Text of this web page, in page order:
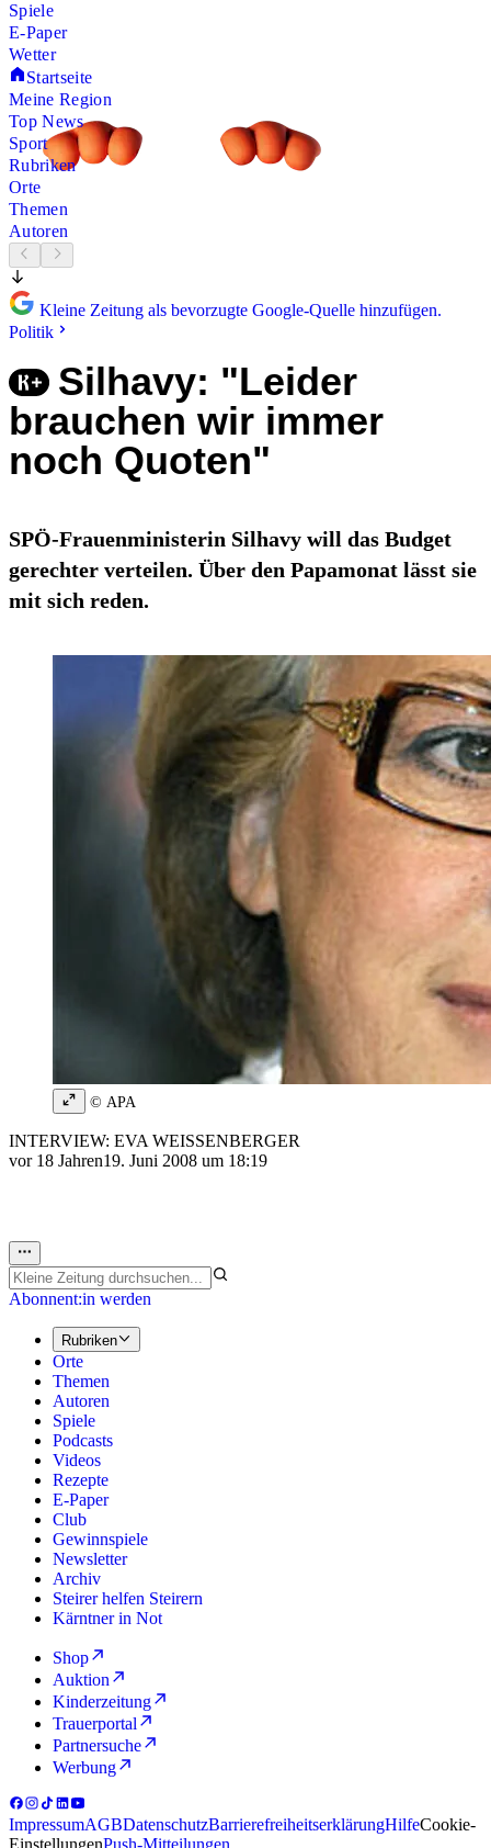
Spiele
E-Paper
Wetter
Startseite
Meine Region
Top News
Sport
Rubriken
Orte
Themen
Autoren
Kleine Zeitung als bevorzugte Google-Quelle hinzufügen.
Politik
Silhavy: "Leider
brauchen wir immer
noch Quoten"
SPÖ-Frauenministerin Silhavy will das Budget
gerechter verteilen. Über den Papamonat lässt sie
mit sich reden.
© APA
INTERVIEW: EVA WEISSENBERGER
vor 18 Jahren19. Juni 2008 um 18:19
Abonnent:in werden
Rubriken
Orte
Themen
Autoren
Spiele
Podcasts
Videos
Rezepte
E-Paper
Club
Gewinnspiele
Newsletter
Archiv
Steirer helfen Steirern
Kärntner in Not
Shop
Auktion
Kinderzeitung
Trauerportal
Partnersuche
Werbung
ImpressumAGBDatenschutzBarrierefreiheitserklärungHilfeCookie-
EinstellungenPush-Mitteilungen